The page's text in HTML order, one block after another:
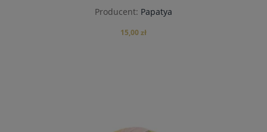
Producent: Papatya
15,00 zł